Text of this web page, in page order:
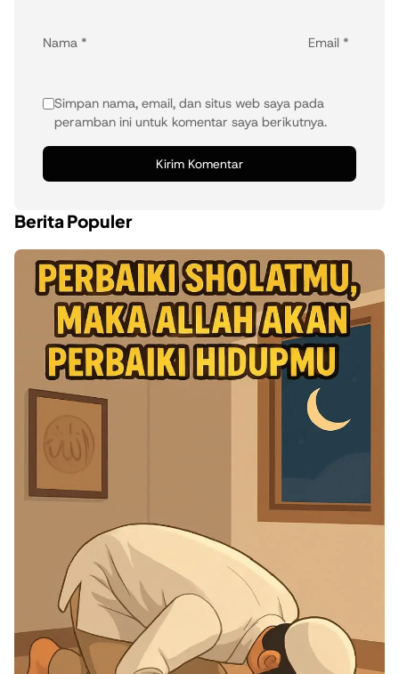
Nama * Email *
Simpan nama, email, dan situs web saya pada
peramban ini untuk komentar saya berikutnya.
Berita Populer